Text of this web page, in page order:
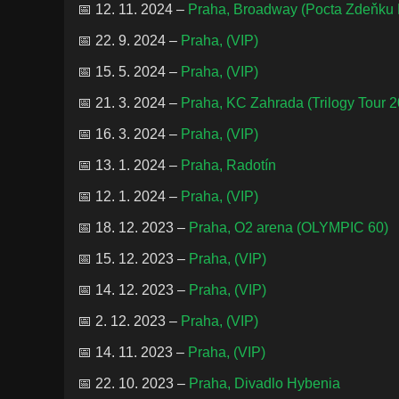
📅 12. 11. 2024 – Praha, Broadway (Pocta Zdeňku
📅 22. 9. 2024 – Praha, (VIP)
📅 15. 5. 2024 – Praha, (VIP)
📅 21. 3. 2024 – Praha, KC Zahrada (Trilogy Tour
📅 16. 3. 2024 – Praha, (VIP)
📅 13. 1. 2024 – Praha, Radotín
📅 12. 1. 2024 – Praha, (VIP)
📅 18. 12. 2023 – Praha, O2 arena (OLYMPIC 60)
📅 15. 12. 2023 – Praha, (VIP)
📅 14. 12. 2023 – Praha, (VIP)
📅 2. 12. 2023 – Praha, (VIP)
📅 14. 11. 2023 – Praha, (VIP)
📅 22. 10. 2023 – Praha, Divadlo Hybenia